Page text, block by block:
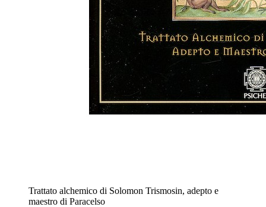
Trattato alchemico di Solomon Trismosin, adepto e
maestro di Paracelso